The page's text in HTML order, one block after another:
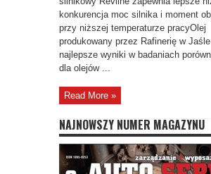
konkurencja moc silnika i moment
przy niższej temperaturze pracyOlej
produkowany przez Rafinerię w
najlepsze wyniki w badaniach
dla olejów ...
Read More »
NAJNOWSZY NUMER MAGAZYNU